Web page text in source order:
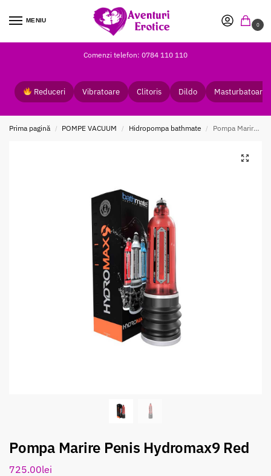
MENIU
0
Comenzi telefon: 0784 110 110
Reduceri Vibratoare Clitoris Dildo Masturbatoare
Prima pagină / POMPE VACUUM / Hidropompa bathmate / Pompa Marire Penis Hydromax9 Red
Pompa Marire Penis Hydromax9 Red
725.00lei